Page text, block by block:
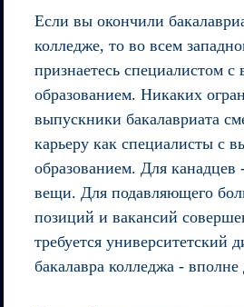
Если вы окончили
колледже, то во всем
признаетесь специалистом
образованием. Никаких
выпускники бакалавриата
карьеру как специалисты с
образованием. Для канадцев
вещи. Для подавляющего
позиций и вакансий
требуется университетский
бакалавра колледжа - вполне